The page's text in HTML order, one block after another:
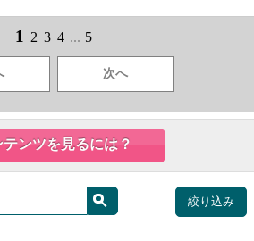
1 2 3 4 ... 5
次へ
テンツを見るには？
絞り込み